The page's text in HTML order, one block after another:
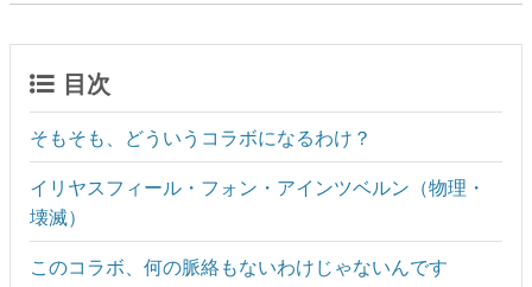
目次
そもそも、どういうコラボになるわけ？
イリヤスフィール・フォン・アインツベルン（物理・
壊滅）
このコラボ、何の脈絡もないわけじゃないんです